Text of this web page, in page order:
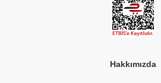
Hakkımızda